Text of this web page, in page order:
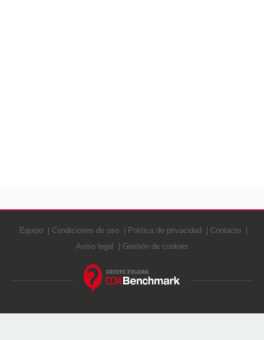
Equipo Condiciones de uso Política de privacidad
Contacto
Aviso legal
Gestión de cookies